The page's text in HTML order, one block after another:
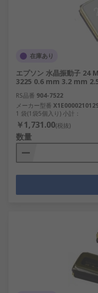
在庫あり
エプソン 水晶振動子 24
3225 0.6 mm 3.2 mm
RS品番 904-7522
メーカー型番
1 袋(1袋5個入り) 小計：
￥1,731.00(税抜)
数量